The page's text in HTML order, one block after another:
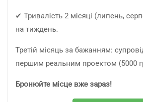
✔ Тривалість 2 місяці (липень,
на тиждень.
Третій місяць за бажанням:
першим реальним проектом (5000
Бронюйте місце вже зараз!